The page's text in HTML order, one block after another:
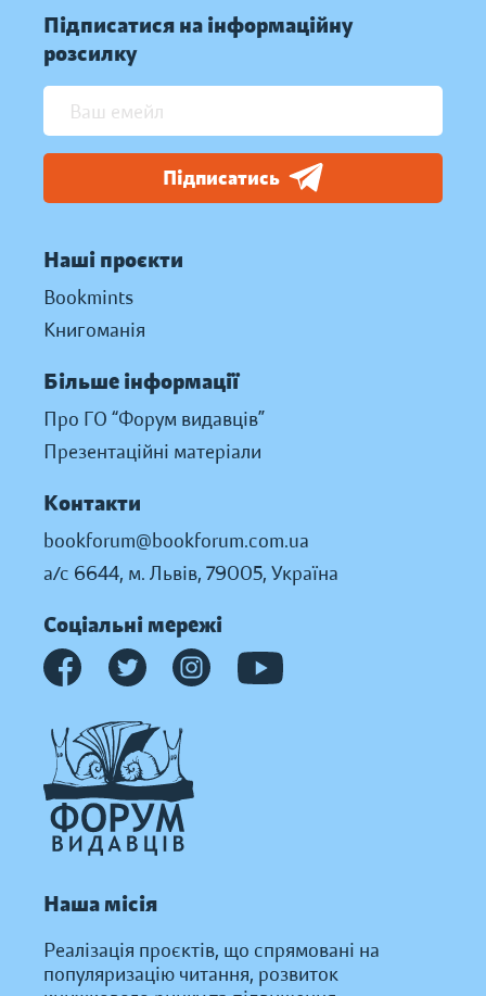
Підписатися на інформаційну
розсилку
Підписатись
Наші проєкти
Bookmints
Книгоманія
Більше інформації
Про ГО “Форум видавців”
Презентаційні матеріали
Контакти
bookforum@bookforum.com.ua
а/с 6644, м. Львів, 79005, Україна
Соціальні мережі
Наша місія
Реалізація проєктів, що спрямовані на
популяризацію читання, розвиток